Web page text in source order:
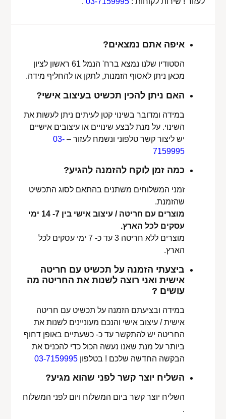
איפה אתם נמצאים?
הסטודיו שלנו נמצא ברח' הנמל 61 ראשון לציון
מכאן ניתן לאסוף הזמנות, לתקן או להחליף מידה.
האם ניתן להכין תכשיט בעיצוב אישי?
במידה ומדובר בשינוי קטן לעיתים ניתן לעשות את
השינוי. על מנת לבצע שינויים או עיצובים אישיים
יש ליצור קשר טלפוני ונשמח לעזור –03-
7159995
כמה זמן לוקח להזמנה להגיע?
זמני המשלוחים משתנים בהתאם לסוג התכשיט
שהזמנת.
מוצרים עם חריטה / עיצוב אישי בין 7- 14 ימי
עסקים לכל הארץ.
מוצרים ללא חריטה 3 עד כ- 7 ימי עסקים לכל
הארץ.
ביצעתי הזמנה על תכשיט עם חריטה
אישית ואני רוצה לשנות את החריטה מה
עושים ?
במידה ובציעתם הזמנה על תכשיט עם חריטה
אישית / עיצוב אישי והנכם מעוניינים לשנות את
החריטה יש להתקשר עד כ- כשעתיים באופן דחוף
ביותר על מנת שאנו נעשה הכול כדי להכניס את
הבקשה החדשה שלכם ! בטלפון03-7159995
השליח יוצר קשר לפני שהוא מגיע?
השליח יוצר קשר ביום המשלוח ויום לפני המשלוח
.